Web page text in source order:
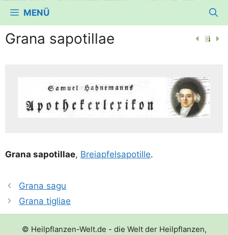
MENÜ
Grana sapotillae
Gra­na sapot­il­lae, Brei­ap­fel­sapot­il­le.
Grana sagu
Grana tigliae
© Heilpflanzen-Welt.de - die Welt der Heilpflanzen,